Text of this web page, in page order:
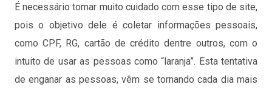
É necessário tomar muito cuidado com esse tipo de site,
pois o objetivo dele é coletar informações pessoais,
como CPF, RG, cartão de crédito dentre outros, com o
intuito de usar as pessoas como “laranja”. Esta tentativa
de enganar as pessoas, vêm se tornando cada dia mais